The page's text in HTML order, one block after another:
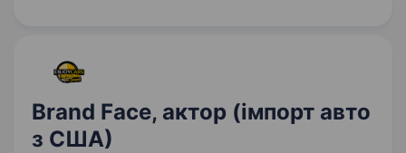
Brand Face, актор (імпорт авто
з США)